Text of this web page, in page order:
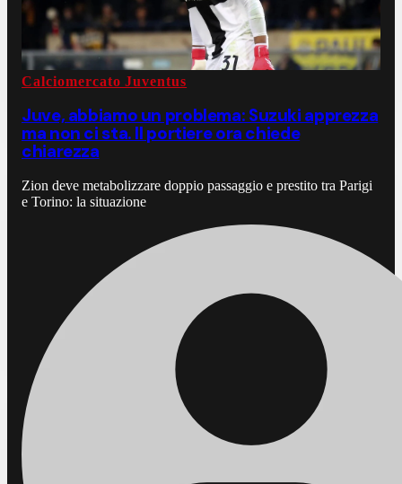
Calciomercato Juventus
Juve, abbiamo un problema: Suzuki apprezza
ma non ci sta. Il portiere ora chiede
chiarezza
Zion deve metabolizzare doppio passaggio e prestito tra Parigi
e Torino: la situazione